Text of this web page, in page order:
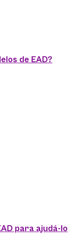
de EAD?
para ajudá-lo